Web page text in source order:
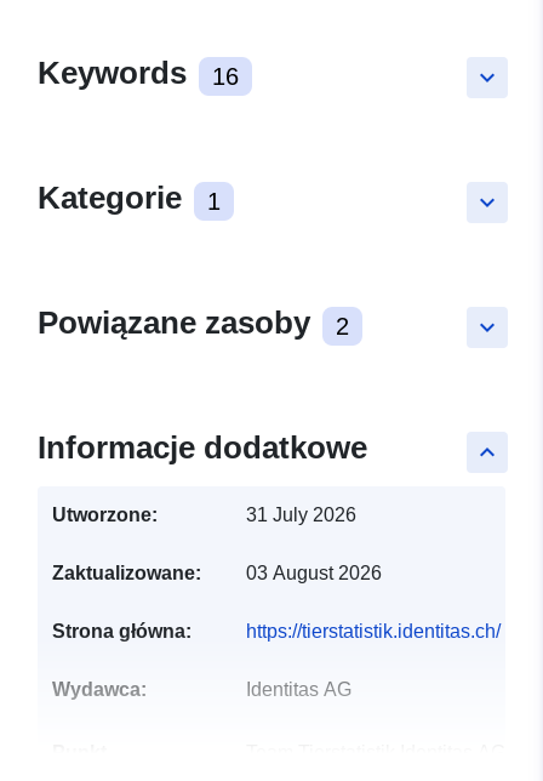
keyboard_arrow_down
Keywords 16
keyboard_arrow_down
Kategorie 1
keyboard_arrow_down
Powiązane zasoby 2
keyboard_arrow_up
Informacje dodatkowe
Utworzone: 31 July 2026
Zaktualizowane: 03 August 2026
Strona główna: https://tierstatistik.identitas.ch/
Wydawca: Identitas AG